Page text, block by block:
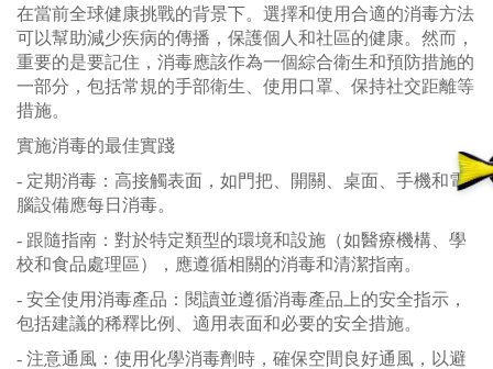
在當前全球健康挑戰的背景下。選擇和使用合適的消毒方法
可以幫助減少疾病的傳播，保護個人和社區的健康。然而，
重要的是要記住，消毒應該作為一個綜合衛生和預防措施的
一部分，包括常規的手部衛生、使用口罩、保持社交距離等
措施。
實施消毒的最佳實踐
- 定期消毒：高接觸表面，如門把、開關、桌面、手機和電
腦設備應每日消毒。
- 跟隨指南：對於特定類型的環境和設施（如醫療機構、學
校和食品處理區），應遵循相關的消毒和清潔指南。
- 安全使用消毒產品：閱讀並遵循消毒產品上的安全指示，
包括建議的稀釋比例、適用表面和必要的安全措施。
- 注意通風：使用化學消毒劑時，確保空間良好通風，以避